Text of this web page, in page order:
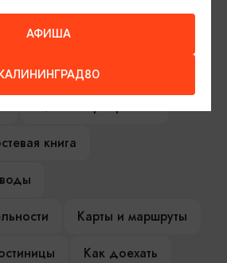
НА НАШЕМ САЙТЕ
Электронная виза
книга
Карты и маршруты
Как доехать
АФИША
КАЛИНИНГРАД80